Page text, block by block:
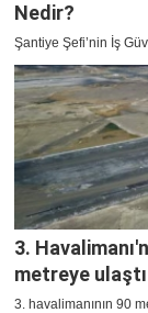
Nedir?
Şantiye Şefi’nin İş
3.
metreye ulaştı
3. havalimanının 90